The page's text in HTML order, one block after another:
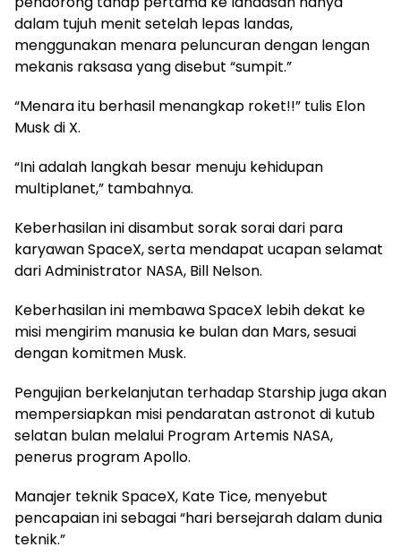
dalam tujuh menit setelah lepas landas,
menggunakan menara peluncuran dengan lengan
mekanis raksasa yang disebut “sumpit.”
“Menara itu berhasil menangkap roket!!” tulis Elon
Musk di X.
“Ini adalah langkah besar menuju kehidupan
multiplanet,” tambahnya.
Keberhasilan ini disambut sorak sorai dari para
karyawan SpaceX, serta mendapat ucapan selamat
dari Administrator NASA, Bill Nelson.
Keberhasilan ini membawa SpaceX lebih dekat ke
misi mengirim manusia ke bulan dan Mars, sesuai
dengan komitmen Musk.
Pengujian berkelanjutan terhadap Starship juga akan
mempersiapkan misi pendaratan astronot di kutub
selatan bulan melalui Program Artemis NASA,
penerus program Apollo.
Manajer teknik SpaceX, Kate Tice, menyebut
pencapaian ini sebagai “hari bersejarah dalam dunia
teknik.”